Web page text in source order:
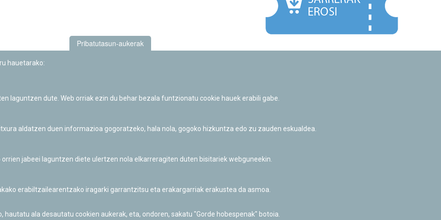
Informazio publikoa eskatzeko baimena
Pribatutasun-aukerak
hauetarako:
laguntzen dute. Web orriak ezin du behar bezala funtzionatu cookie hauek erabili gabe.
aldatzen duen informazioa gogoratzeko, hala nola, gogoko hizkuntza edo zu zauden eskualdea.
jabeei laguntzen diete ulertzen nola elkarreragiten duten bisitariek webguneekin.
erabiltzailearentzako iragarki garrantzitsu eta erakargarriak erakustea da asmoa.
ala desautatu cookien aukerak, eta, ondoren, sakatu "Gorde hobespenak" botoia.